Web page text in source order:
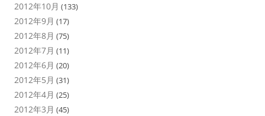
2012年10月 (133)
2012年9月 (17)
2012年8月 (75)
2012年7月 (11)
2012年6月 (20)
2012年5月 (31)
2012年4月 (25)
2012年3月 (45)